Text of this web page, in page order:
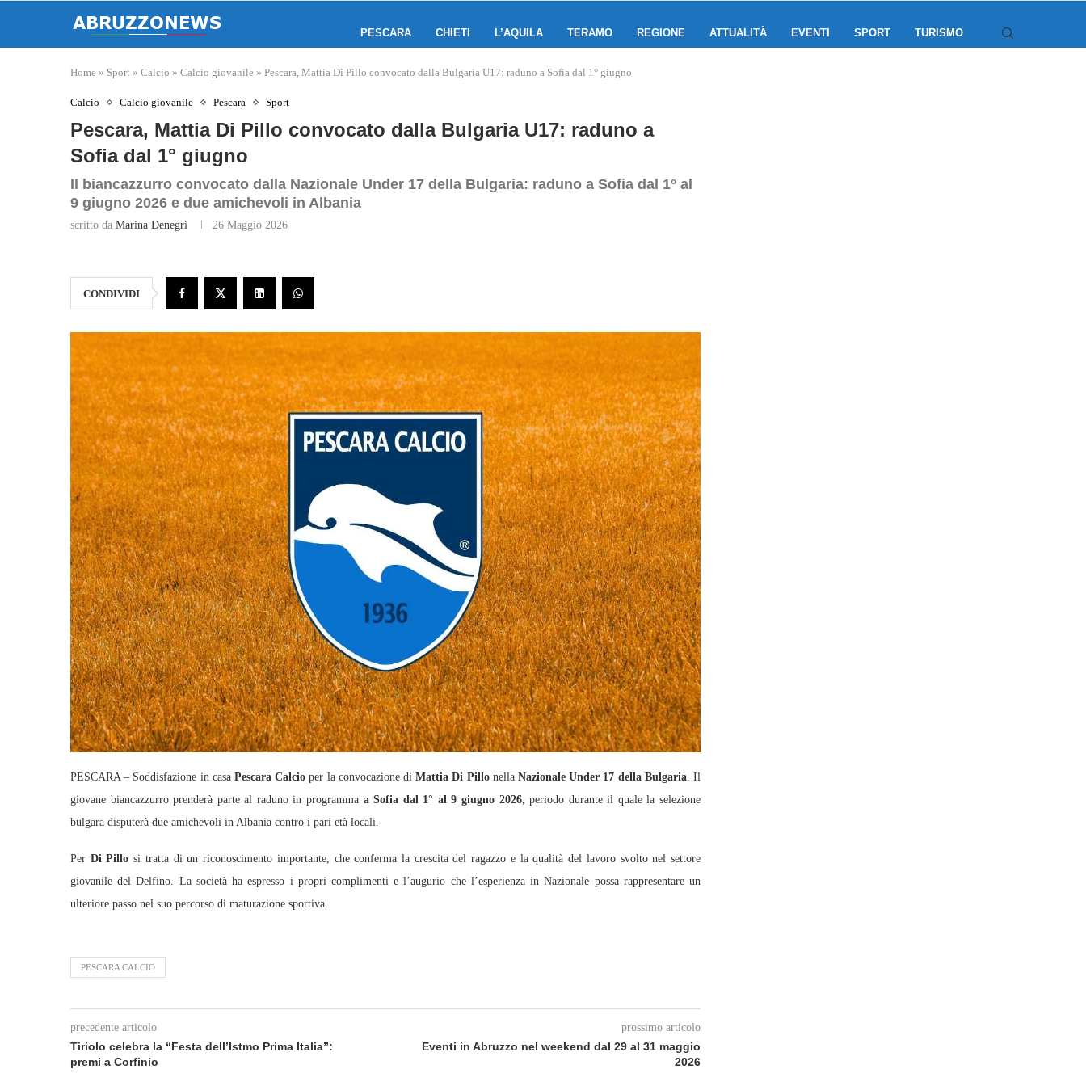
PESCARA CHIETI L’AQUILA TERAMO REGIONE ATTUALITÀ EVENTI SPORT TURISMO
Home » Sport » Calcio » Calcio giovanile » Pescara, Mattia Di Pillo convocato dalla Bulgaria U17: raduno a Sofia dal 1° giugno
Calcio Calcio giovanile Pescara Sport
Pescara, Mattia Di Pillo convocato dalla Bulgaria U17: raduno a
Sofia dal 1° giugno
Il biancazzurro convocato dalla Nazionale Under 17 della Bulgaria: raduno a Sofia dal 1° al
9 giugno 2026 e due amichevoli in Albania
scritto da Marina Denegri 26 Maggio 2026
CONDIVIDI
PESCARA – Soddisfazione in casaPescara Calcio per la convocazione diMattia Di PillonellaNazionale Under 17 della Bulgaria. Il
giovane biancazzurro prenderà parte al raduno in programma a Sofia dal 1° al 9 giugno 2026, periodo durante il quale la selezione
bulgara disputerà due amichevoli in Albania contro i pari età locali.
Per Di Pillo si tratta di un riconoscimento importante, che conferma la crescita del ragazzo e la qualità del lavoro svolto nel settore
giovanile del Delfino. La società ha espresso i propri complimenti e l’augurio che l’esperienza in Nazionale possa rappresentare un
ulteriore passo nel suo percorso di maturazione sportiva.
PESCARA CALCIO
precedente articolo
Tiriolo celebra la “Festa dell’Istmo Prima Italia”:
premi a Corfinio
prossimo articolo
Eventi in Abruzzo nel weekend dal 29 al 31 maggio
2026